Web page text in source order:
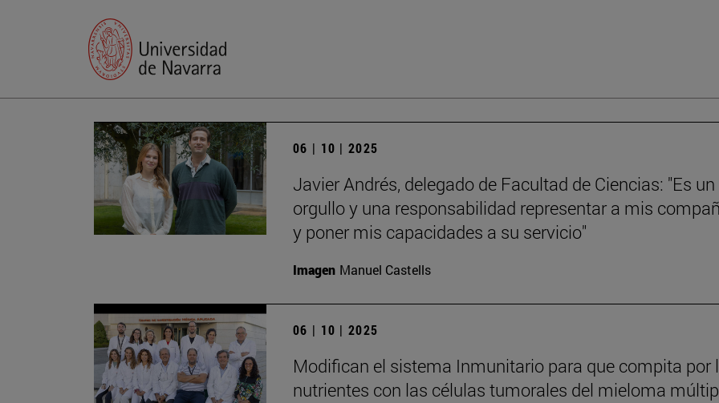
06 | 10 | 2025
Javier Andrés, delegado de Facultad de Ciencias: "Es un
orgullo y una responsabilidad representar a mis
y poner mis capacidades a su servicio"
Imagen Manuel Castells
06 | 10 | 2025
Modifican el sistema Inmunitario para que compita por
nutrientes con las células tumorales del mieloma